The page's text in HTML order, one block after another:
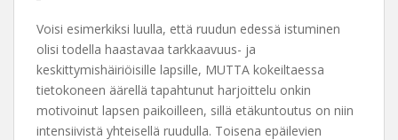
Voisi esimerkiksi luulla, että ruudun edessä istuminen
olisi todella haastavaa tarkkaavuus- ja
keskittymishäiriöisille lapsille, MUTTA kokeiltaessa
tietokoneen äärellä tapahtunut harjoittelu onkin
motivoinut lapsen paikoilleen, sillä etäkuntoutus on niin
intensiivistä yhteisellä ruudulla. Toisena epäilevien